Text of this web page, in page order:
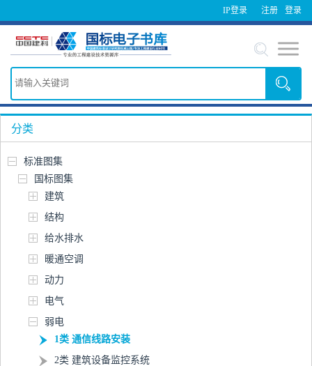
IP登录 登录
注册
分类
标准图集
国标图集
建筑
结构
给水排水
暖通空调
动力
电气
弱电
1类 通信线路安装
2类 建筑设备监控系统